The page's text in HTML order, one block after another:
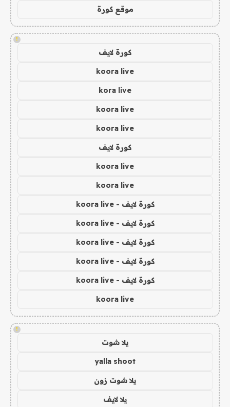
موقع كورة
!
كورة لايف
koora live
kora live
koora live
koora live
كورة لايف
koora live
koora live
كورة لايف - koora live
كورة لايف - koora live
كورة لايف - koora live
كورة لايف - koora live
كورة لايف - koora live
koora live
!
يلا شوت
yalla shoot
يلا شوت زون
يلا لايف